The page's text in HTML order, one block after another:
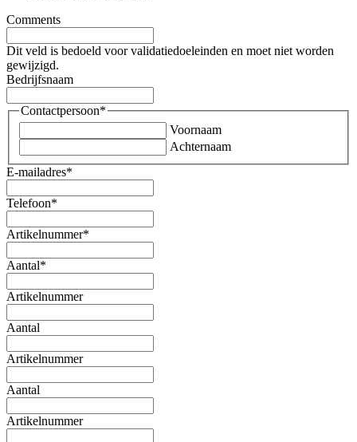
Comments
Dit veld is bedoeld voor validatiedoeleinden en moet niet worden
gewijzigd.
Bedrijfsnaam
Contactpersoon*
Voornaam
Achternaam
E-mailadres*
Telefoon*
Artikelnummer*
Aantal*
Artikelnummer
Aantal
Artikelnummer
Aantal
Artikelnummer